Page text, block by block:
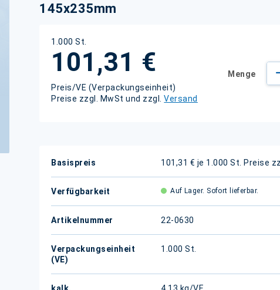
145x235mm
1.000 St.
101,31 €
Preis/VE (Verpackungseinheit)
Preise zzgl. MwSt und zzgl.Versand
Menge
Weitere
Basispreis 101,31 € je 1.000 St. Preise
Verfügbarkeit Auf Lager. Sofort lieferbar.
Artikelnummer 22-0630
Verpackungseinheit
(VE)
1.000 St.